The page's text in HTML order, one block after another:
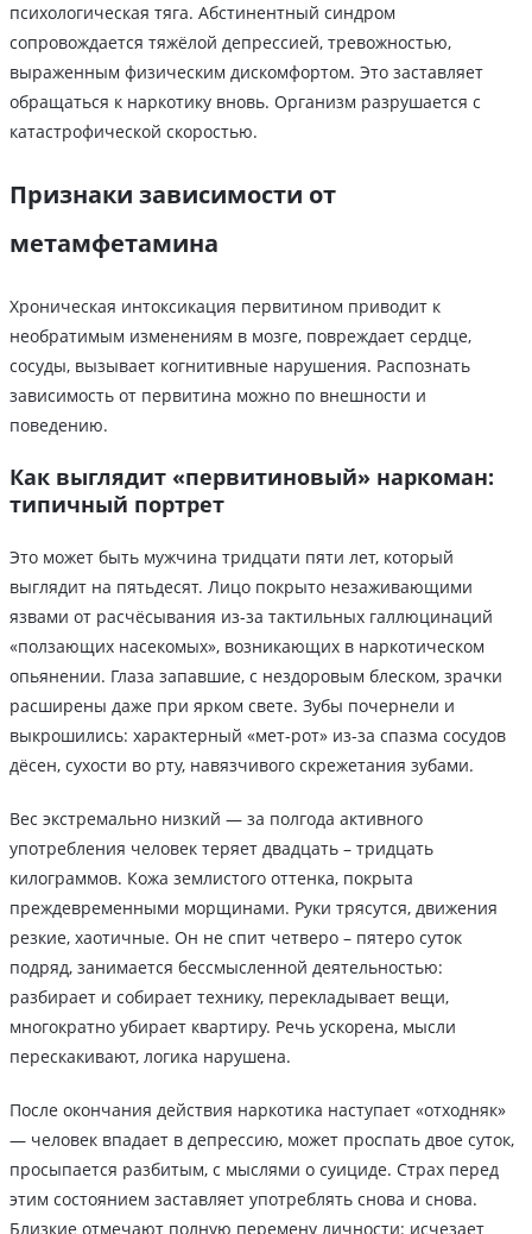
психологическая тяга. Абстинентный синдром
сопровождается тяжёлой депрессией, тревожностью,
выраженным физическим дискомфортом. Это заставляет
обращаться к наркотику вновь. Организм разрушается с
катастрофической скоростью.
Признаки зависимости от
метамфетамина
Хроническая интоксикация первитином приводит к
необратимым изменениям в мозге, повреждает сердце,
сосуды, вызывает когнитивные нарушения. Распознать
зависимость от первитина можно по внешности и
поведению.
Как выглядит «первитиновый» наркоман:
типичный портрет
Это может быть мужчина тридцати пяти лет, который
выглядит на пятьдесят. Лицо покрыто незаживающими
язвами от расчёсывания из-за тактильных галлюцинаций
«ползающих насекомых», возникающих в наркотическом
опьянении. Глаза запавшие, с нездоровым блеском, зрачки
расширены даже при ярком свете. Зубы почернели и
выкрошились: характерный «мет-рот» из-за спазма сосудов
дёсен, сухости во рту, навязчивого скрежетания зубами.
Вес экстремально низкий — за полгода активного
употребления человек теряет двадцать – тридцать
килограммов. Кожа землистого оттенка, покрыта
преждевременными морщинами. Руки трясутся, движения
резкие, хаотичные. Он не спит четверо – пятеро суток
подряд, занимается бессмысленной деятельностью:
разбирает и собирает технику, перекладывает вещи,
многократно убирает квартиру. Речь ускорена, мысли
перескакивают, логика нарушена.
После окончания действия наркотика наступает «отходняк»
— человек впадает в депрессию, может проспать двое суток,
просыпается разбитым, с мыслями о суициде. Страх перед
этим состоянием заставляет употреблять снова и снова.
Близкие отмечают полную перемену личности: исчезает